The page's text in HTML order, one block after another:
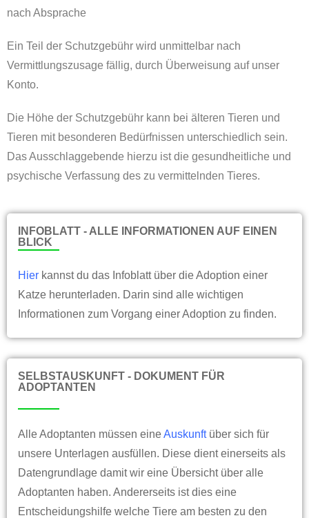
nach Absprache
Ein Teil der Schutzgebühr wird unmittelbar nach
Vermittlungszusage fällig, durch Überweisung auf unser
Konto.
Die Höhe der Schutzgebühr kann bei älteren Tieren und
Tieren mit besonderen Bedürfnissen unterschiedlich sein.
Das Ausschlaggebende hierzu ist die gesundheitliche und
psychische Verfassung des zu vermittelnden Tieres.
INFOBLATT - ALLE INFORMATIONEN AUF EINEN
BLICK
Hier kannst du das Infoblatt über die Adoption einer
Katze herunterladen. Darin sind alle wichtigen
Informationen zum Vorgang einer Adoption zu finden.
SELBSTAUSKUNFT - DOKUMENT FÜR
ADOPTANTEN
Alle Adoptanten müssen eineAuskunftüber sich für
unsere Unterlagen ausfüllen. Diese dient einerseits als
Datengrundlage damit wir eine Übersicht über alle
Adoptanten haben. Andererseits ist dies eine
Entscheidungshilfe welche Tiere am besten zu den